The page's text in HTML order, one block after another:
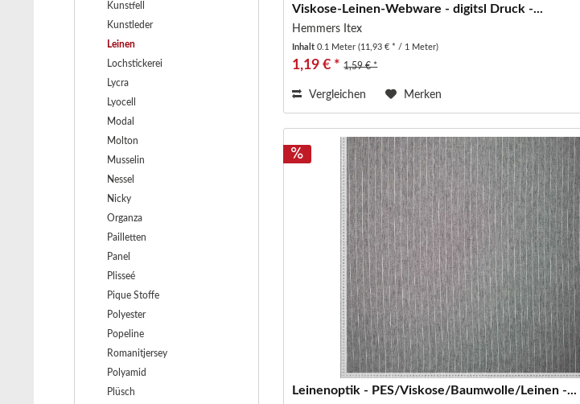
Kunstfell
Kunstleder
Leinen
Lochstickerei
Lycra
Lyocell
Modal
Molton
Musselin
Nessel
Nicky
Organza
Pailletten
Panel
Plisseé
Pique Stoffe
Polyester
Popeline
Romanitjersey
Polyamid
Plüsch
Viskose-Leinen-Webware - digitsl Druck -...
Hemmers Itex
Inhalt0.1 Meter(11,93 € * / 1 Meter)
1,19 € * 1,59 € *
Vergleichen Merken
Leinenoptik - PES/Viskose/Baumwolle/Leinen -...